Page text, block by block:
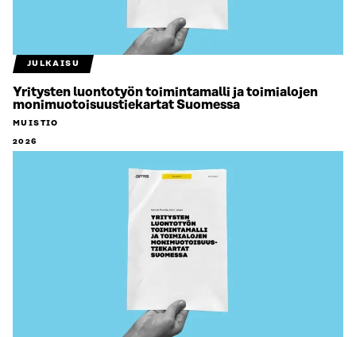
JULKAISU
Yritysten luontotyön toimintamalli ja toimialojen
monimuotoisuustiekartat Suomessa
MUISTIO
2026